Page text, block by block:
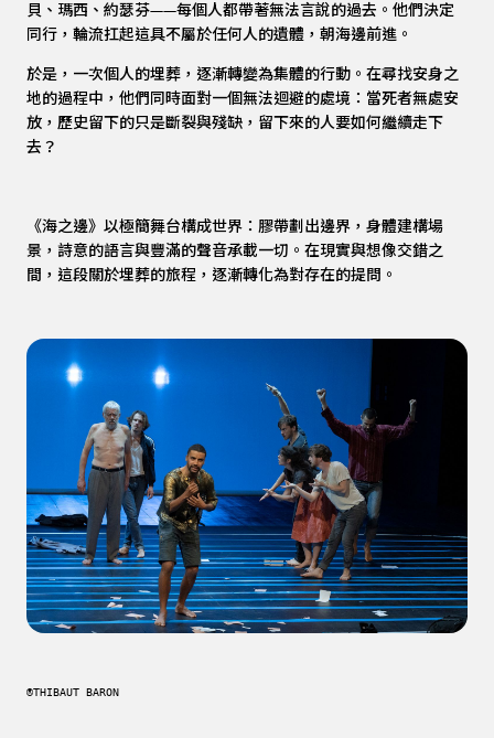
貝、瑪西、約瑟芬——每個人都帶著無法言說的過去。他們決定
同行，輪流扛起這具不屬於任何人的遺體，朝海邊前進。
於是，一次個人的埋葬，逐漸轉變為集體的行動。在尋找安身之
地的過程中，他們同時面對一個無法迴避的處境：當死者無處安
放，歷史留下的只是斷裂與殘缺，留下來的人要如何繼續走下
去？
《海之邊》以極簡舞台構成世界：膠帶劃出邊界，身體建構場
景，詩意的語言與豐滿的聲音承載一切。在現實與想像交錯之
間，這段關於埋葬的旅程，逐漸轉化為對存在的提問。
®THIBAUT BARON